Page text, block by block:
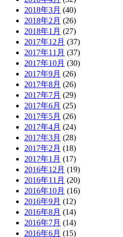
2018年3月 (40)
2018年2月 (26)
2018年1月 (27)
2017年12月 (37)
2017年11月 (37)
2017年10月 (30)
2017年9月 (26)
2017年8月 (26)
2017年7月 (29)
2017年6月 (25)
2017年5月 (26)
2017年4月 (24)
2017年3月 (28)
2017年2月 (18)
2017年1月 (17)
2016年12月 (19)
2016年11月 (20)
2016年10月 (16)
2016年9月 (12)
2016年8月 (14)
2016年7月 (14)
2016年6月 (15)